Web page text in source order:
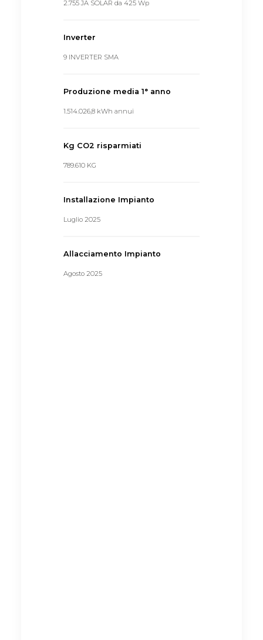
2.755 JA SOLAR da 425 Wp
Inverter
9 INVERTER SMA
Produzione media 1° anno
1.514.026,8 kWh annui
Kg CO2 risparmiati
789.610 KG
Installazione Impianto
Luglio 2025
Allacciamento Impianto
Agosto 2025